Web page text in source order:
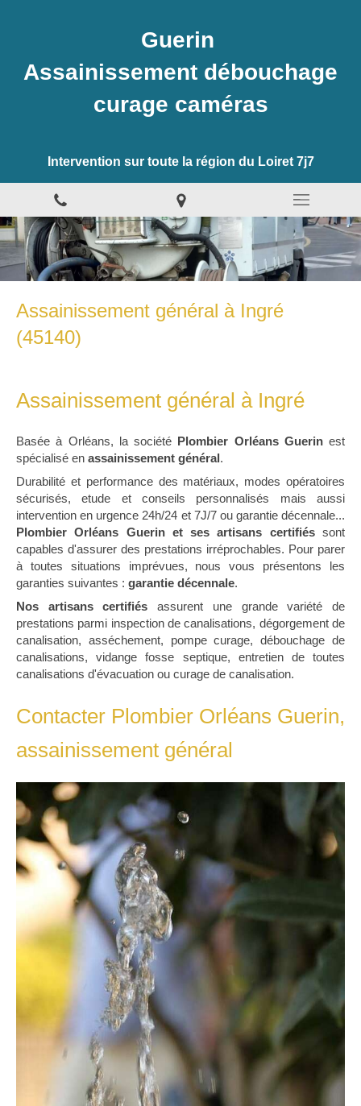
Guerin
Assainissement débouchage
curage caméras
Intervention sur toute la région du Loiret 7j7
Assainissement général à Ingré
(45140)
Assainissement général à Ingré
Basée à Orléans, la société Plombier Orléans Guerinest
spécialisé en assainissement général.
Durabilité et performance des matériaux, modes opératoires
sécurisés, etude et conseils personnalisés mais aussi
intervention en urgence 24h/24 et 7J/7 ou garantie décennale...
Plombier Orléans Guerin et ses artisans certifiéssont
capables d'assurer des prestations irréprochables. Pour parer
à toutes situations imprévues, nous vous présentons les
garanties suivantes : garantie décennale.
Nos artisans certifiés assurent une grande variété de
prestations parmi inspection de canalisations, dégorgement de
canalisation, asséchement, pompe curage, débouchage de
canalisations, vidange fosse septique, entretien de toutes
canalisations d'évacuation ou curage de canalisation.
Contacter Plombier Orléans Guerin,
assainissement général